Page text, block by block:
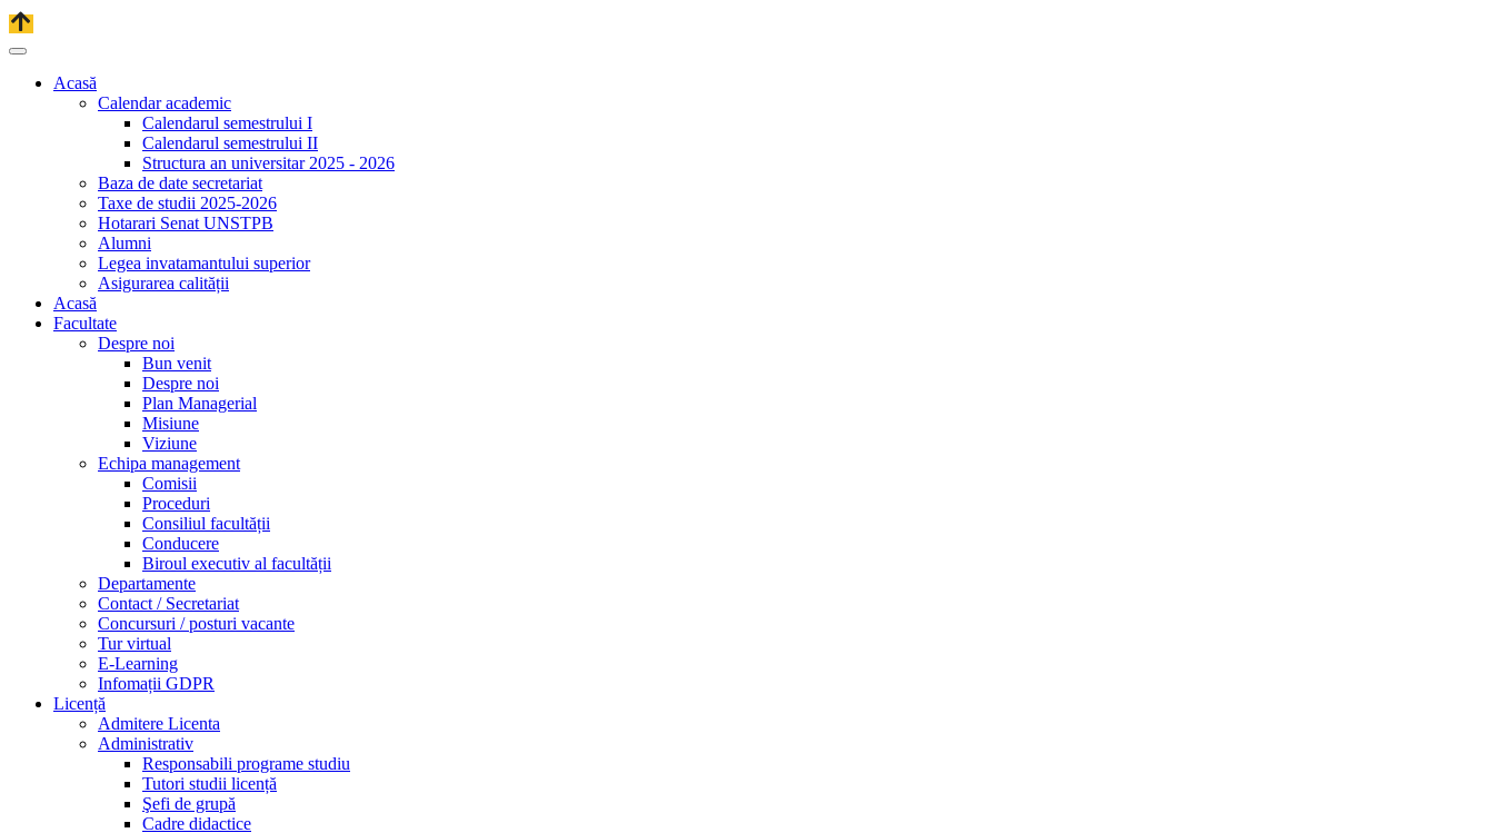
Acasă
Calendar academic
Calendarul semestrului I
Calendarul semestrului II
Structura an universitar 2025 - 2026
Baza de date secretariat
Taxe de studii 2025-2026
Hotarari Senat UNSTPB
Alumni
Legea invatamantului superior
Asigurarea calității
Acasă
Facultate
Despre noi
Bun venit
Despre noi
Plan Managerial
Misiune
Viziune
Echipa management
Comisii
Proceduri
Consiliul facultății
Conducere
Biroul executiv al facultății
Departamente
Contact / Secretariat
Concursuri / posturi vacante
Tur virtual
E-Learning
Infomații GDPR
Licență
Admitere Licenta
Administrativ
Responsabili programe studiu
Tutori studii licență
Şefi de grupă
Cadre didactice